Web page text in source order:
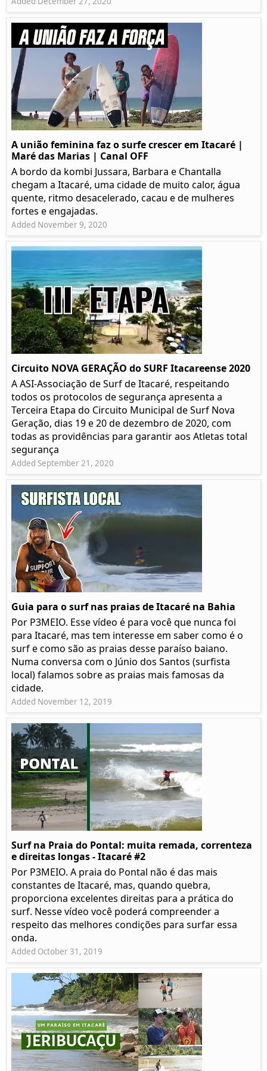
A união feminina faz o surfe crescer em Itacaré |
Maré das Marias | Canal OFF
A bordo da kombi Jussara, Barbara e Chantalla
chegam a Itacaré, uma cidade de muito calor, água
quente, ritmo desacelerado, cacau e de mulheres
fortes e engajadas.
Added November 9, 2020
Circuito NOVA GERAÇÃO do SURF Itacareense 2020
A ASI-Associação de Surf de Itacaré, respeitando
todos os protocolos de segurança apresenta a
Terceira Etapa do Circuito Municipal de Surf Nova
Geração, dias 19 e 20 de dezembro de 2020, com
todas as providências para garantir aos Atletas total
segurança
Added September 21, 2020
Guia para o surf nas praias de Itacaré na Bahia
Por P3MEIO. Esse vídeo é para você que nunca foi
para Itacaré, mas tem interesse em saber como é o
surf e como são as praias desse paraíso baiano.
Numa conversa com o Júnio dos Santos (surfista
local) falamos sobre as praias mais famosas da
cidade.
Added November 12, 2019
Surf na Praia do Pontal: muita remada, correnteza
e direitas longas - Itacaré #2
Por P3MEIO. A praia do Pontal não é das mais
constantes de Itacaré, mas, quando quebra,
proporciona excelentes direitas para a prática do
surf. Nesse vídeo você poderá compreender a
respeito das melhores condições para surfar essa
onda.
Added October 31, 2019